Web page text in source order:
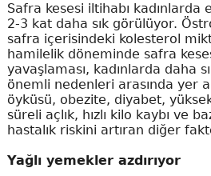
Safra kesesi iltihabı kadınlarda
2-3 kat daha sık görülüyor.
safra içerisindeki kolesterol
hamilelik döneminde safra
yavaşlaması, kadınlarda daha
önemli nedenleri arasında yer
öyküsü, obezite, diyabet,
süreli açlık, hızlı kilo kaybı ve
hastalık riskini artıran diğer
Yağlı yemekler azdırıyor